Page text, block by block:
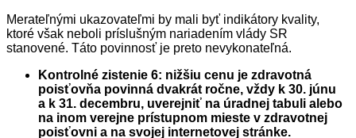
Merateľnými ukazovateľmi by mali byť indikátory kvality,
ktoré však neboli príslušným nariadením vlády SR
stanovené. Táto povinnosť je preto nevykonateľná.
Kontrolné zistenie 6: nižšiu cenu je zdravotná
poisťovňa povinná dvakrát ročne, vždy k 30. júnu
a k 31. decembru, uverejniť na úradnej tabuli alebo
na inom verejne prístupnom mieste v zdravotnej
poisťovni a na svojej internetovej stránke.